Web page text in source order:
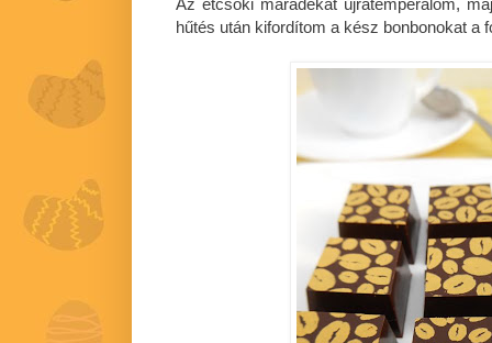
Az étcsoki maradékát újratemperálom,
hűtés után kifordítom a kész bonbonokat a